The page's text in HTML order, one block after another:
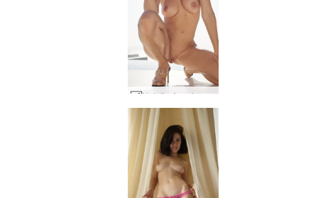
Natalia A ravissante en Grèce #30